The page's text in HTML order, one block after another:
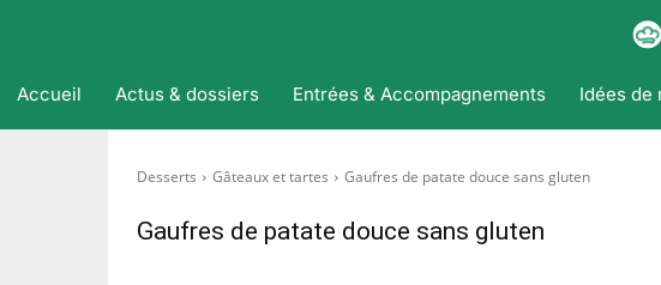
Accueil Actus & dossiers Entrées & Accompagnements Idées de
Desserts Gâteaux et tartes Gaufres de patate douce sans gluten
Gaufres de patate douce sans gluten